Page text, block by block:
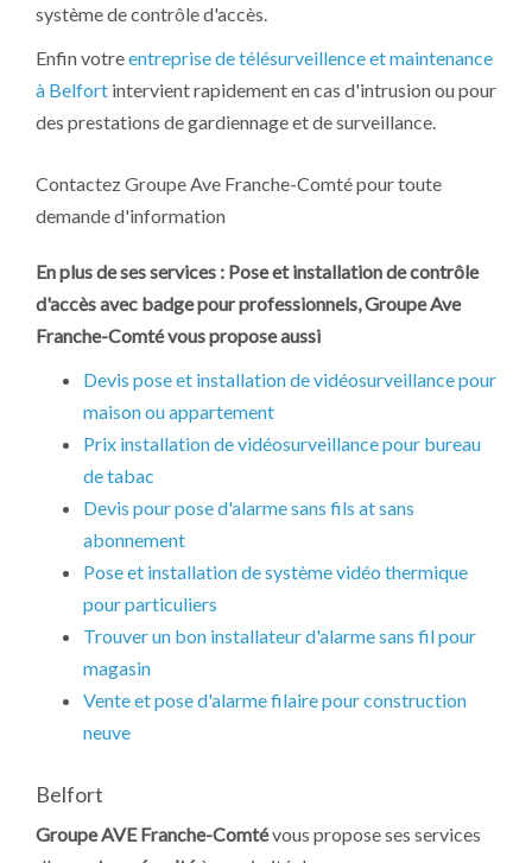
système de contrôle d'accès.
Enfin votreentreprise de télésurveillence et maintenance
à Belfort intervient rapidement en cas d'intrusion ou pour
des prestations de gardiennage et de surveillance.
Contactez Groupe Ave Franche-Comté pour toute
demande d'information
En plus de ses services : Pose et installation de contrôle
d'accès avec badge pour professionnels, Groupe Ave
Franche-Comté vous propose aussi
Devis pose et installation de vidéosurveillance pour
maison ou appartement
Prix installation de vidéosurveillance pour bureau
de tabac
Devis pour pose d'alarme sans fils at sans
abonnement
Pose et installation de système vidéo thermique
pour particuliers
Trouver un bon installateur d'alarme sans fil pour
magasin
Vente et pose d'alarme filaire pour construction
neuve
Belfort
Groupe AVE Franche-Comtévous propose ses services